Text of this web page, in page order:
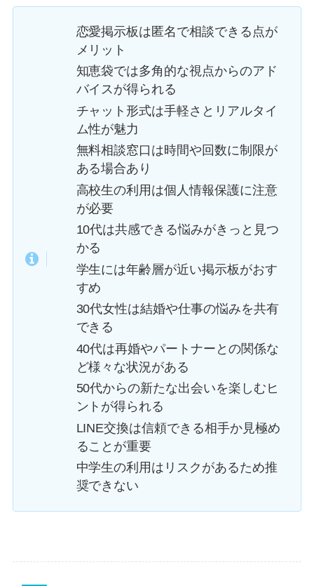
恋愛掲示板は匿名で相談できる点が
メリット
知恵袋では多角的な視点からのアド
バイスが得られる
チャット形式は手軽さとリアルタイ
ム性が魅力
無料相談窓口は時間や回数に制限が
ある場合あり
高校生の利用は個人情報保護に注意
が必要
10代は共感できる悩みがきっと見つ
かる
学生には年齢層が近い掲示板がおす
すめ
30代女性は結婚や仕事の悩みを共有
できる
40代は再婚やパートナーとの関係な
ど様々な状況がある
50代からの新たな出会いを楽しむヒ
ントが得られる
LINE交換は信頼できる相手か見極め
ることが重要
中学生の利用はリスクがあるため推
奨できない